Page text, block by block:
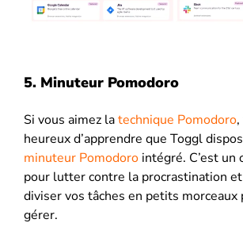
5. Minuteur Pomodoro
Si vous aimez latechnique Pomodoro
heureux d’apprendre que Toggl
minuteur Pomodoro intégré. C’est
pour lutter contre la procrastination
diviser vos tâches en petits morceaux
gérer.